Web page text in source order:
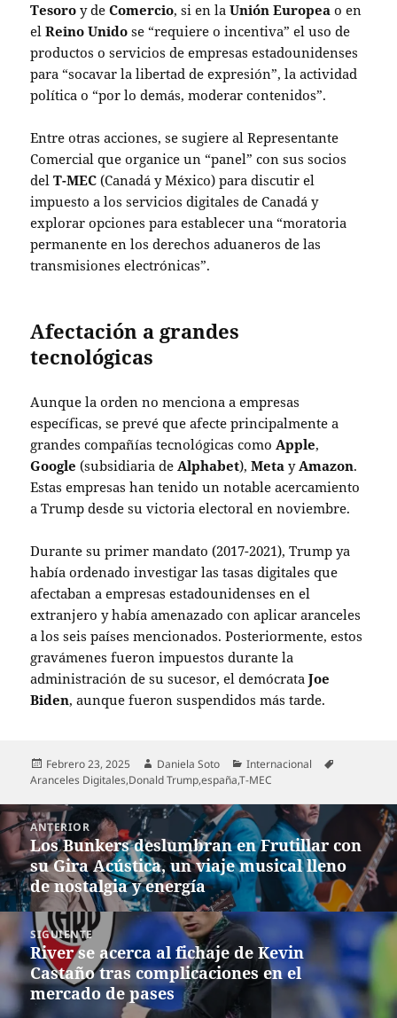
Tesoro y deComercio, si en laUnión Europea o en
elReino Unido se “requiere o incentiva” el uso de
productos o servicios de empresas estadounidenses
para “socavar la libertad de expresión”, la actividad
política o “por lo demás, moderar contenidos”.
Entre otras acciones, se sugiere al Representante
Comercial que organice un “panel” con sus socios
delT-MEC (Canadá y México) para discutir el
impuesto a los servicios digitales de Canadá y
explorar opciones para establecer una “moratoria
permanente en los derechos aduaneros de las
transmisiones electrónicas”.
Afectación a grandes
tecnológicas
Aunque la orden no menciona a empresas
específicas, se prevé que afecte principalmente a
grandes compañías tecnológicas como Apple,
Google (subsidiaria de Alphabet),Meta y Amazon.
Estas empresas han tenido un notable acercamiento
a Trump desde su victoria electoral en noviembre.
Durante su primer mandato (2017-2021), Trump ya
había ordenado investigar las tasas digitales que
afectaban a empresas estadounidenses en el
extranjero y había amenazado con aplicar aranceles
a los seis países mencionados. Posteriormente, estos
gravámenes fueron impuestos durante la
administración de su sucesor, el demócrataJoe
Biden, aunque fueron suspendidos más tarde.
Publicado
el
Febrero 23, 2025 Autor
Daniela Soto Categorías
Internacional
Aranceles Digitales,Donald Trump,españa,T-MEC
Navegación
de
entradas
ANTERIOR
Entrada
anterior:
Los Bunkers deslumbran en Frutillar con
su Gira Acústica, un viaje musical lleno
de nostalgia y energía
SIGUIENTE
Entrada
siguiente:
River se acerca al fichaje de Kevin
Castaño tras complicaciones en el
mercado de pases